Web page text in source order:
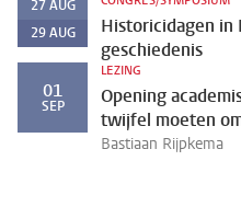
27AUG
29AUG
Historicidagen in
geschiedenis
01
SEP
LEZING
Opening
twijfel moeten
Bastiaan Rijpkema